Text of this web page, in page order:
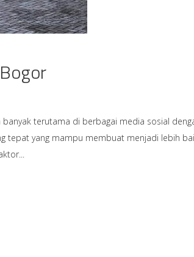
terutama di berbagai media sosial
tepat yang mampu membuat menjadi lebih